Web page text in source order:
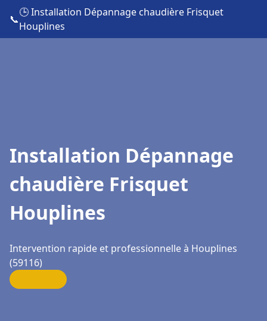
📞
🕒 Installation Dépannage chaudière Frisquet
Houplines
Installation Dépannage
chaudière Frisquet
Houplines
Intervention rapide et professionnelle à Houplines
(59116)